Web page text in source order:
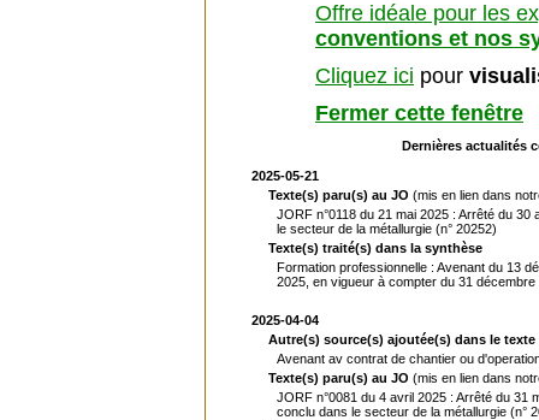
Offre idéale pour les
conventions et nos
Cliquez ici pour
Fermer cette fenêtre
Dernières actualités
2025-05-21
Texte(s) paru(s) au JO (mis en lien dans
JORF n°0118 du 21 mai 2025 : Arrêté du
le secteur de la métallurgie (n° 20252)
Texte(s) traité(s) dans la synthèse
Formation professionnelle : Avenant du 13
2025, en vigueur à compter du 31 décembre
2025-04-04
Autre(s) source(s) ajoutée(s) dans le
Avenant av contrat de chantier ou
Texte(s) paru(s) au JO (mis en lien dans
JORF n°0081 du 4 avril 2025 : Arrêté du 31
conclu dans le secteur de la métallurgie (n°